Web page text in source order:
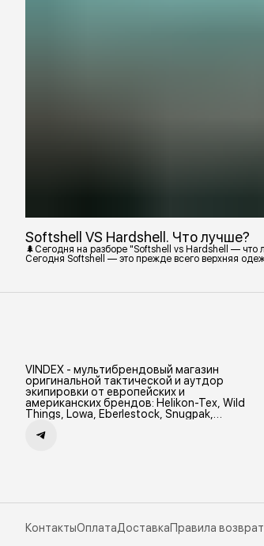
Softshell VS Hardshell. Что лучше?
🌲Сегодня на разборе "Softshell vs Hardshell — что
Сегодня Softshell — это прежде всего верхняя
VINDEX - мультибрендовый магазин
оригинальной тактической и аутдор
экипировки от европейских и
американских брендов: Helikon-Tex, Wild
Things, Lowa, Eberlestock, Snugpak,
КонтактыОплатаДоставкаПравила